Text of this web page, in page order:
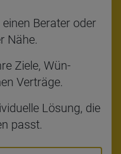
Be­ra­ter oder
Nähe.
Ziele, Wün­
Ver­trä­ge.
Lö­sung, die
passt.